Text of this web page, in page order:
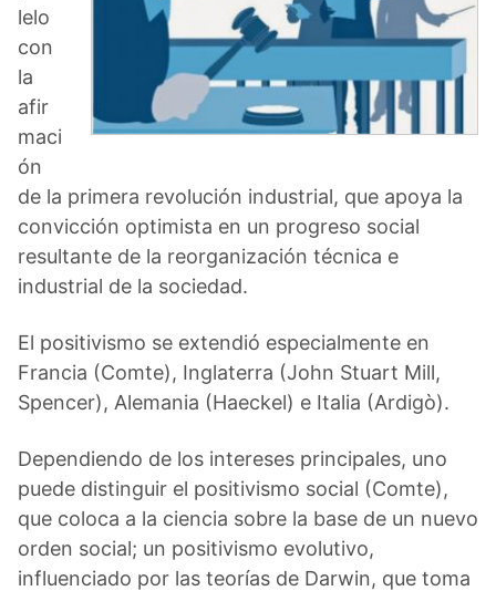
lelo
con
la
afir
maci
ón
de la primera revolución industrial, que apoya la
convicción optimista en un progreso social
resultante de la reorganización técnica e
industrial de la sociedad.
El positivismo se extendió especialmente en
Francia (Comte), Inglaterra (John Stuart Mill,
Spencer), Alemania (Haeckel) e Italia (Ardigò).
Dependiendo de los intereses principales, uno
puede distinguir el positivismo social (Comte),
que coloca a la ciencia sobre la base de un nuevo
orden social; un positivismo evolutivo,
influenciado por las teorías de Darwin, que toma